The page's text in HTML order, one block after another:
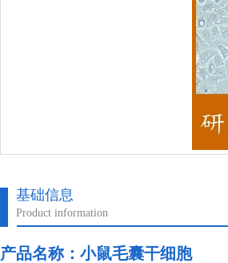
基础信息
Product information
产品名称： 小鼠毛囊干细胞